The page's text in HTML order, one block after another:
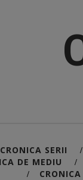
CRONICA SERII /
DE MEDIU /
/